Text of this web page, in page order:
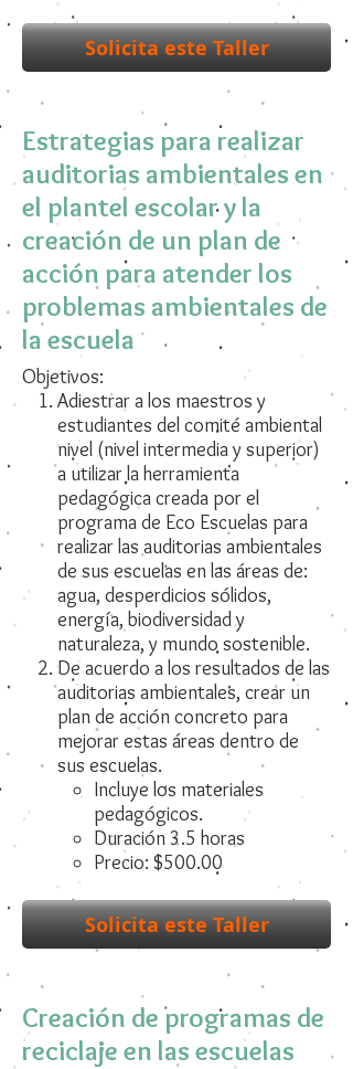
Solicita este Taller
Estrategias para realizar
auditorias ambientales en
el plantel escolar y la
creación de un plan de
acción para atender los
problemas ambientales de
la escuela
Objetivos:
Adiestrar a los maestros y
estudiantes del comité ambiental
nivel (nivel intermedia y superior)
a utilizar la herramienta
pedagógica creada por el
programa de Eco Escuelas para
realizar las auditorias ambientales
de sus escuelas en las áreas de:
agua, desperdicios sólidos,
energía, biodiversidad y
naturaleza, y mundo sostenible.
De acuerdo a los resultados de las
auditorias ambientales, crear un
plan de acción concreto para
mejorar estas áreas dentro de
sus escuelas.
Incluye los materiales
pedagógicos.
Duración 3.5 horas
Precio: $500.00
Solicita este Taller
Creación de programas de
reciclaje en las escuelas